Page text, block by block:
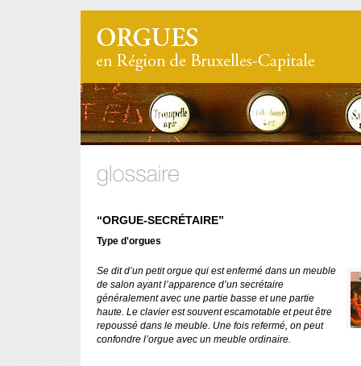
“ORGUE-SECRÉTAIRE”
Type d'orgues
Se dit d’un petit orgue qui est enfermé dans un meuble
de salon ayant l’apparence d’un secrétaire
généralement avec une partie basse et une partie
haute. Le clavier est souvent escamotable et peut être
repoussé dans le meuble. Une fois refermé, on peut
confondre l’orgue avec un meuble ordinaire.